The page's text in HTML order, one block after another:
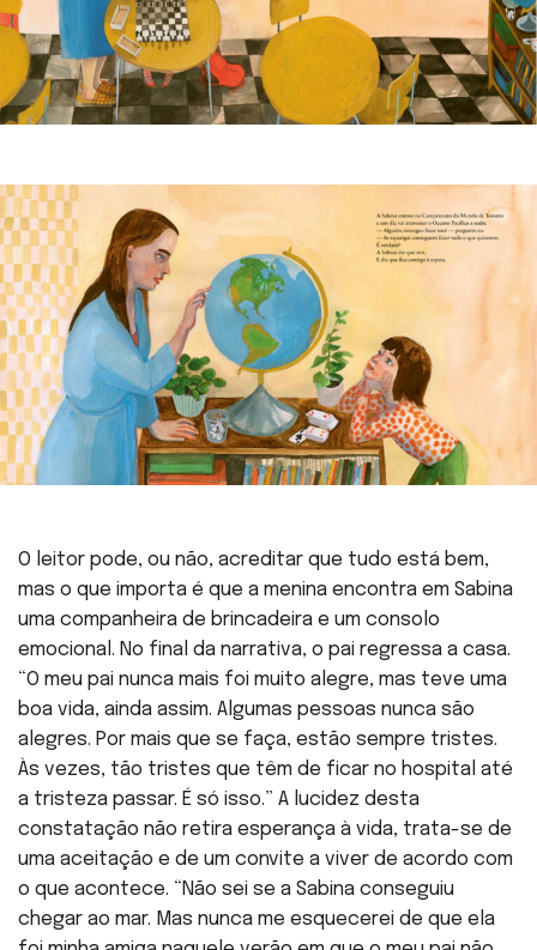
O leitor pode, ou não, acreditar que tudo está bem,
mas o que importa é que a menina encontra em Sabina
uma companheira de brincadeira e um consolo
emocional. No final da narrativa, o pai regressa a casa.
“O meu pai nunca mais foi muito alegre, mas teve uma
boa vida, ainda assim. Algumas pessoas nunca são
alegres. Por mais que se faça, estão sempre tristes.
Às vezes, tão tristes que têm de ficar no hospital até
a tristeza passar. É só isso.” A lucidez desta
constatação não retira esperança à vida, trata-se de
uma aceitação e de um convite a viver de acordo com
o que acontece. “Não sei se a Sabina conseguiu
chegar ao mar. Mas nunca me esquecerei de que ela